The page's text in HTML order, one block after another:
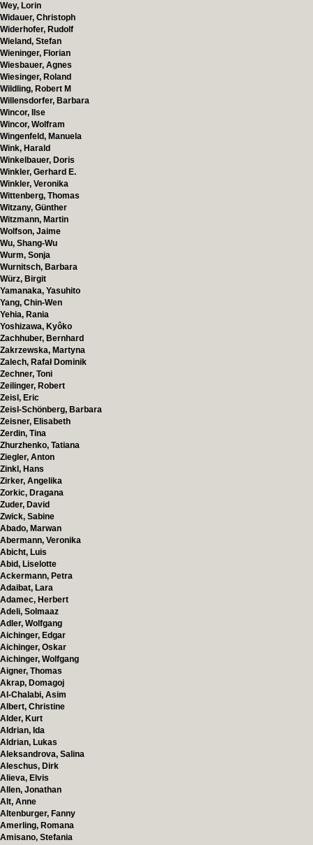
Wey, Lorin
Widauer, Christoph
Widerhofer, Rudolf
Wieland, Stefan
Wieninger, Florian
Wiesbauer, Agnes
Wiesinger, Roland
Wildling, Robert M
Willensdorfer, Barbara
Wincor, Ilse
Wincor, Wolfram
Wingenfeld, Manuela
Wink, Harald
Winkelbauer, Doris
Winkler, Gerhard E.
Winkler, Veronika
Wittenberg, Thomas
Witzany, Günther
Witzmann, Martin
Wolfson, Jaime
Wu, Shang-Wu
Wurm, Sonja
Wurnitsch, Barbara
Würz, Birgit
Yamanaka, Yasuhito
Yang, Chin-Wen
Yehia, Rania
Yoshizawa, Kyôko
Zachhuber, Bernhard
Zakrzewska, Martyna
Zalech, Rafał Dominik
Zechner, Toni
Zeilinger, Robert
Zeisl, Eric
Zeisl-Schönberg, Barbara
Zeisner, Elisabeth
Zerdin, Tina
Zhurzhenko, Tatiana
Ziegler, Anton
Zinkl, Hans
Zirker, Angelika
Zorkic, Dragana
Zuder, David
Zwick, Sabine
Abado, Marwan
Abermann, Veronika
Abicht, Luis
Abid, Liselotte
Ackermann, Petra
Adaibat, Lara
Adamec, Herbert
Adeli, Solmaaz
Adler, Wolfgang
Aichinger, Edgar
Aichinger, Oskar
Aichinger, Wolfgang
Aigner, Thomas
Akrap, Domagoj
Al-Chalabi, Asim
Albert, Christine
Alder, Kurt
Aldrian, Ida
Aldrian, Lukas
Aleksandrova, Salina
Aleschus, Dirk
Alieva, Elvis
Allen, Jonathan
Alt, Anne
Altenburger, Fanny
Amerling, Romana
Amisano, Stefania